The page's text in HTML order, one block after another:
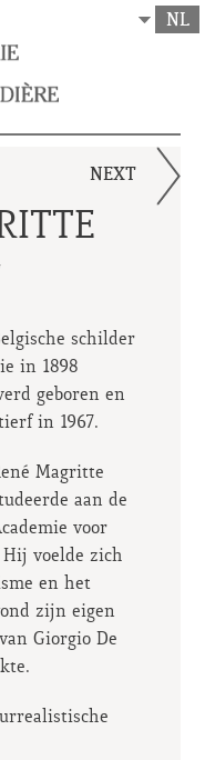
NL
NEXT
schilder
in 1898
geboren en
in 1967.
Magritte
aan de
voor
voelde zich
en het
zijn eigen
Giorgio De